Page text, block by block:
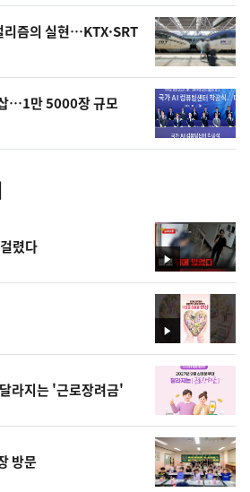
즘의 실현…KTX·SRT
…1만 5000장 규모
영
상
렸다
영
상
라지는 '근로장려금'
방문